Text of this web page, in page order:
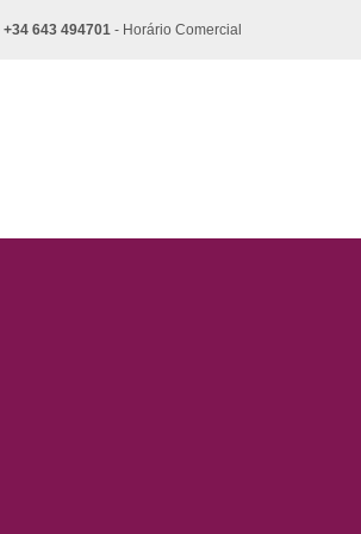
+34 643 494701 - Horário Comercial